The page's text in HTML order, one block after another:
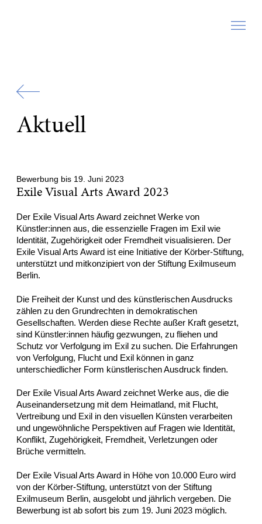
Aktuell
Bewerbung bis 19. Juni 2023
Exile Visual Arts Award 2023
Der Exile Visual Arts Award zeichnet Werke von
Künstler:innen aus, die essenzielle Fragen im Exil wie
Identität, Zugehörigkeit oder Fremdheit visualisieren. Der
Exile Visual Arts Award ist eine Initiative der Körber-Stiftung,
unterstützt und mitkonzipiert von der Stiftung Exilmuseum
Berlin.
Die Freiheit der Kunst und des künstlerischen Ausdrucks
zählen zu den Grundrechten in demokratischen
Gesellschaften. Werden diese Rechte außer Kraft gesetzt,
sind Künstler:innen häufig gezwungen, zu fliehen und
Schutz vor Verfolgung im Exil zu suchen. Die Erfahrungen
von Verfolgung, Flucht und Exil können in ganz
unterschiedlicher Form künstlerischen Ausdruck finden.
Der Exile Visual Arts Award zeichnet Werke aus, die die
Auseinandersetzung mit dem Heimatland, mit Flucht,
Vertreibung und Exil in den visuellen Künsten verarbeiten
und ungewöhnliche Perspektiven auf Fragen wie Identität,
Konflikt, Zugehörigkeit, Fremdheit, Verletzungen oder
Brüche vermitteln.
Der Exile Visual Arts Award in Höhe von 10.000 Euro wird
von der Körber-Stiftung, unterstützt von der Stiftung
Exilmuseum Berlin, ausgelobt und jährlich vergeben. Die
Bewerbung ist ab sofort bis zum 19. Juni 2023 möglich.